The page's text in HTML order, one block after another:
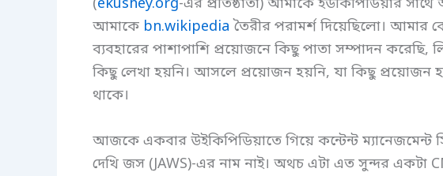
(ekushey.org-এর প্রতিষ্ঠাতা) আমাকে ইউকিপিডিয়ার
আমাকে bn.wikipedia তৈরীর পরামর্শ দিয়েছিলো। আমার
ব্যবহারের পাশাপাশি প্রয়োজনে কিছু পাতা সম্পাদন
কিছু লেখা হয়নি। আসলে প্রয়োজন হয়নি, যা কিছু প্রয়োজন
থাকে।
আজকে একবার উইকিপিডিয়াতে গিয়ে কন্টেন্ট ম্যানেজমেন্ট
দেখি জস (JAWS)-এর নাম নাই। অথচ এটা এত সুন্দর একটা